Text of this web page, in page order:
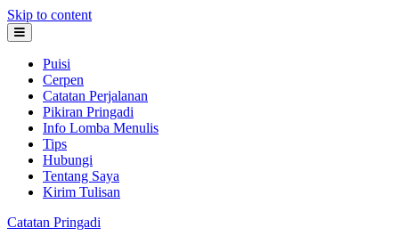
Skip to content
Puisi
Cerpen
Catatan Perjalanan
Pikiran Pringadi
Info Lomba Menulis
Tips
Hubungi
Tentang Saya
Kirim Tulisan
Catatan Pringadi